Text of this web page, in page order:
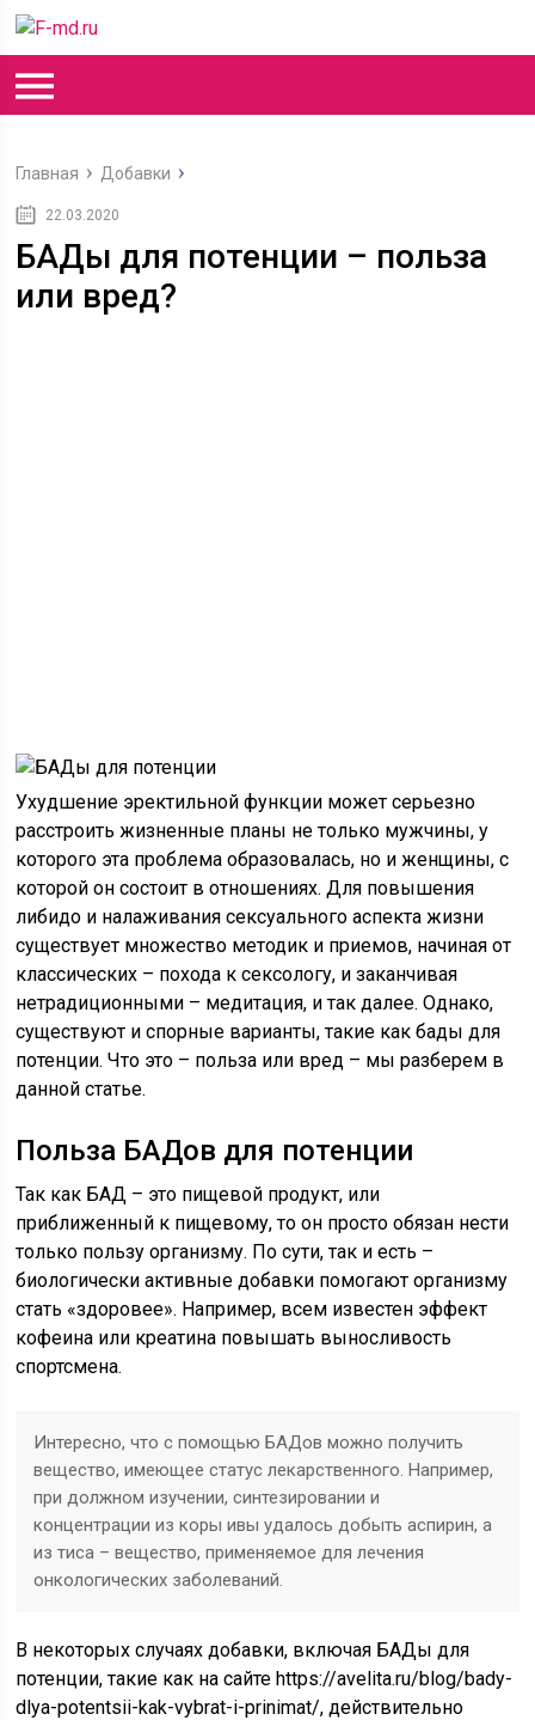
Главная Добавки
22.03.2020
БАДы для потенции – польза
или вред?
Ухудшение эректильной функции может серьезно
расстроить жизненные планы не только мужчины, у
которого эта проблема образовалась, но и женщины, с
которой он состоит в отношениях. Для повышения
либидо и налаживания сексуального аспекта жизни
существует множество методик и приемов, начиная от
классических – похода к сексологу, и заканчивая
нетрадиционными – медитация, и так далее. Однако,
существуют и спорные варианты, такие как бады для
потенции. Что это – польза или вред – мы разберем в
данной статье.
Польза БАДов для потенции
Так как БАД – это пищевой продукт, или
приближенный к пищевому, то он просто обязан нести
только пользу организму. По сути, так и есть –
биологически активные добавки помогают организму
стать «здоровее». Например, всем известен эффект
кофеина или креатина повышать выносливость
спортсмена.
Интересно, что с помощью БАДов можно получить
вещество, имеющее статус лекарственного. Например,
при должном изучении, синтезировании и
концентрации из коры ивы удалось добыть аспирин, а
из тиса – вещество, применяемое для лечения
онкологических заболеваний.
В некоторых случаях добавки, включая БАДы для
потенции, такие как на сайте https://avelita.ru/blog/bady-
dlya-potentsii-kak-vybrat-i-prinimat/, действительно